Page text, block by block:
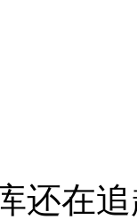
还在